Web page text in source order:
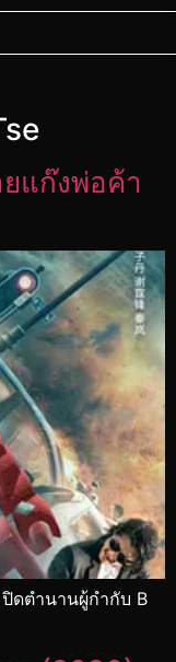
แก๊งพ่อค้า
ดตำนานผู้กำกับ B